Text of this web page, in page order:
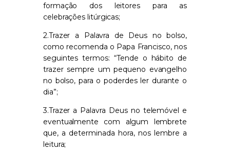
formação dos
leitores para as
celebrações litúrgicas;
2.Trazer a Palavra de Deus no bolso,
como recomenda o Papa Francisco, nos
seguintestermos: “Tende o hábito de
trazer sempre um pequeno evangelho
no bolso, para o poderdes ler durante o
dia”;
3.Trazer a Pa lavra Deus no telemóvel
e
eventualmente com al gum lembrete
que,a determinada hora,nos lembre a
leitura;